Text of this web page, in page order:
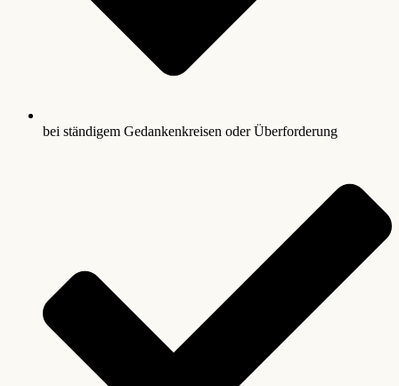
bei ständigem Gedankenkreisen oder Überforderung